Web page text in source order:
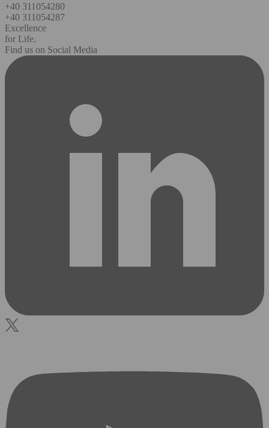
+40 311054280
+40 311054287
Excellence
for Life.
Find us on Social Media